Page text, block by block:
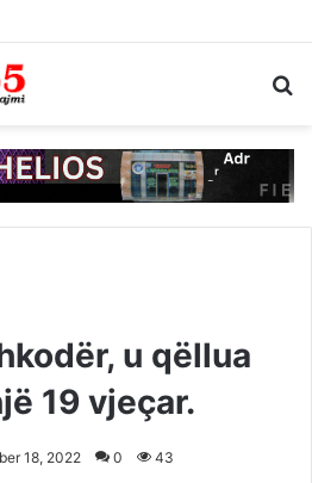
u qëllua
19 vjeçar.
18, 2022 0 43